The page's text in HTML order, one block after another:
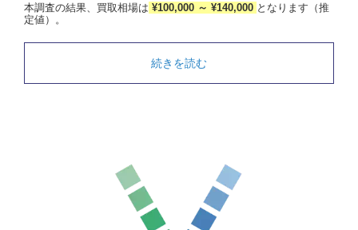
本調査の結果、買取相場は ¥100,000 ～ ¥140,000 となります（推
定値）。
続きを読む